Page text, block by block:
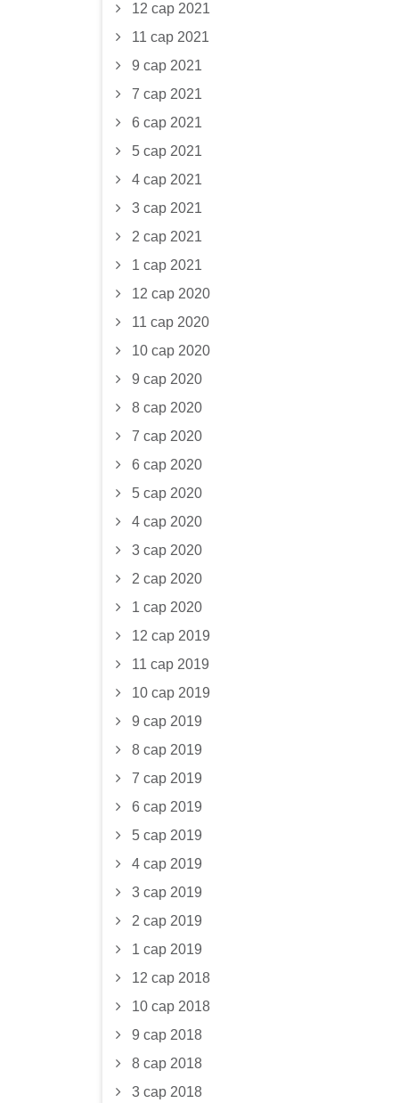
12 сар 2021
11 сар 2021
9 сар 2021
7 сар 2021
6 сар 2021
5 сар 2021
4 сар 2021
3 сар 2021
2 сар 2021
1 сар 2021
12 сар 2020
11 сар 2020
10 сар 2020
9 сар 2020
8 сар 2020
7 сар 2020
6 сар 2020
5 сар 2020
4 сар 2020
3 сар 2020
2 сар 2020
1 сар 2020
12 сар 2019
11 сар 2019
10 сар 2019
9 сар 2019
8 сар 2019
7 сар 2019
6 сар 2019
5 сар 2019
4 сар 2019
3 сар 2019
2 сар 2019
1 сар 2019
12 сар 2018
10 сар 2018
9 сар 2018
8 сар 2018
3 сар 2018